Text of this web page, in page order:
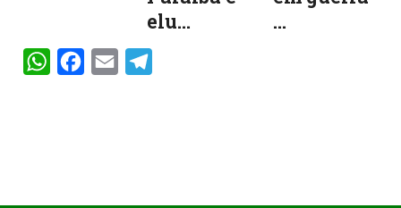
elu...
...
WhatsAppFacebook
Email